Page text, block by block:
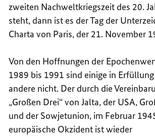
zweiten Nachweltkriegszeit des 20.
steht, dann ist es der Tag der
Charta von Paris, der 21. November
Von den Hoffnungen der
1989 bis 1991 sind einige in
andere nicht. Der durch die
„Großen Drei“ von Jalta, der USA,
und der Sowjetunion, im Februar
europäische Okzident ist wieder